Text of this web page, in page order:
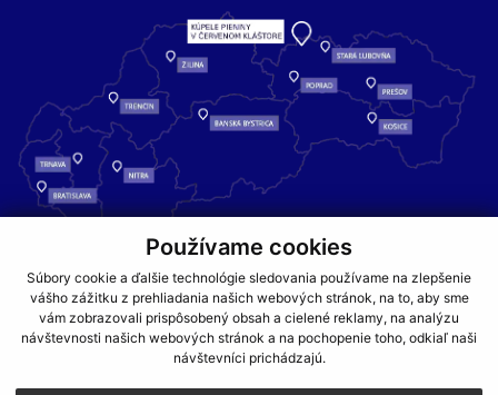
Používame cookies
Súbory cookie a ďalšie technológie sledovania používame na zlepšenie
vášho zážitku z prehliadania našich webových stránok, na to, aby sme
vám zobrazovali prispôsobený obsah a cielené reklamy, na analýzu
návštevnosti našich webových stránok a na pochopenie toho, odkiaľ naši
návštevníci prichádzajú.
Kúpele Pieniny – miesto, kde sa príroda stretáva s liečivou silou
vody a oddychom pre telo aj dušu.
GDPR COOKIES PARTNERI
JEDÁLNY LÍSTOK
CENNÍKY